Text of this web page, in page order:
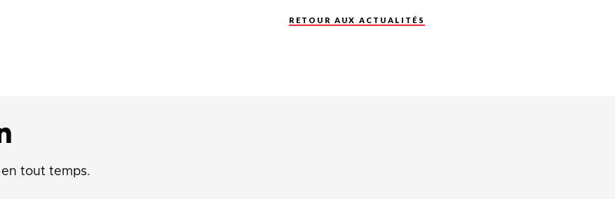
RETOUR AUX ACTUALITÉS
tout temps.